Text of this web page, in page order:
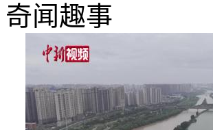
奇闻趣事